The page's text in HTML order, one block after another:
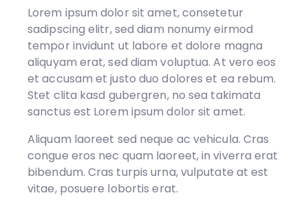
Lorem ipsum dolor sit amet, consetetur
sadipscing elitr, sed diam nonumy eirmod
tempor invidunt ut labore et dolore magna
aliquyam erat, sed diam voluptua. At vero eos
et accusam et justo duo dolores et ea rebum.
Stet clita kasd gubergren, no sea takimata
sanctus est Lorem ipsum dolor sit amet.
Aliquam laoreet sed neque ac vehicula. Cras
congue eros nec quam laoreet, in viverra erat
bibendum. Cras turpis urna, vulputate at est
vitae, posuere lobortis erat.